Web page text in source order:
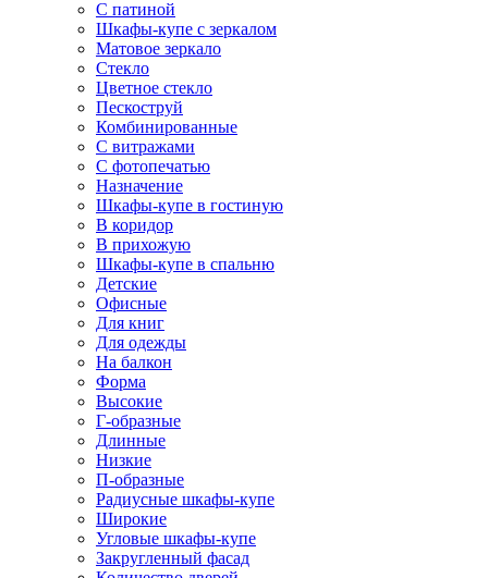
С патиной
Шкафы-купе с зеркалом
Матовое зеркало
Стекло
Цветное стекло
Пескоструй
Комбинированные
С витражами
С фотопечатью
Назначение
Шкафы-купе в гостиную
В коридор
В прихожую
Шкафы-купе в спальню
Детские
Офисные
Для книг
Для одежды
На балкон
Форма
Высокие
Г-образные
Длинные
Низкие
П-образные
Радиусные шкафы-купе
Широкие
Угловые шкафы-купе
Закругленный фасад